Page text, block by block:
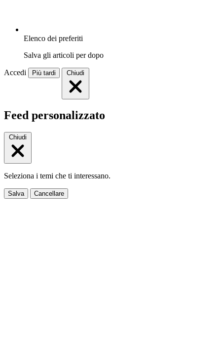
Elenco dei preferiti
Salva gli articoli per dopo
Accedi Più tardi Chiudi
Feed personalizzato
Chiudi
Seleziona i temi che ti interessano.
Salva Cancellare